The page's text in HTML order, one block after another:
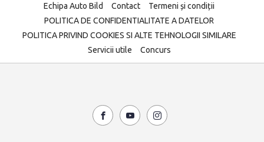
Echipa Auto Bild Contact
Termeni și condiții
POLITICA DE CONFIDENTIALITATE A DATELOR
POLITICA PRIVIND COOKIES SI ALTE TEHNOLOGII SIMILARE
Servicii utile
Concurs